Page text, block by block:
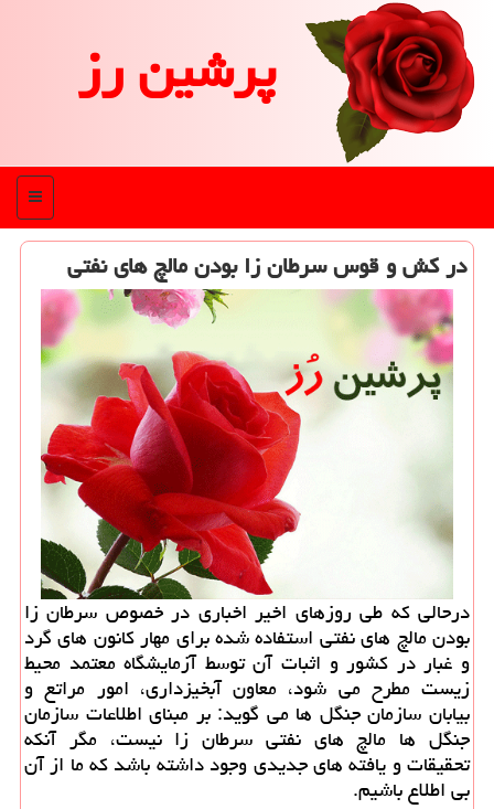
پرشین رز
منو
در كش و قوس سرطان‎ زا بودن مالچ های نفتی
درحالی كه طی روزهای اخیر اخباری در خصوص سرطان زا
بودن مالچ های نفتی استفاده شده برای مهار كانون های گرد
و غبار در كشور و اثبات آن توسط آزمایشگاه معتمد محیط
زیست مطرح می شود، معاون آبخیزداری، امور مراتع و
بیابان سازمان جنگل ها می گوید: بر مبنای اطلاعات سازمان
جنگل ها مالچ های نفتی سرطان زا نیست، مگر آنكه
تحقیقات و یافته های جدیدی وجود داشته باشد كه ما از آن
بی اطلاع باشیم.